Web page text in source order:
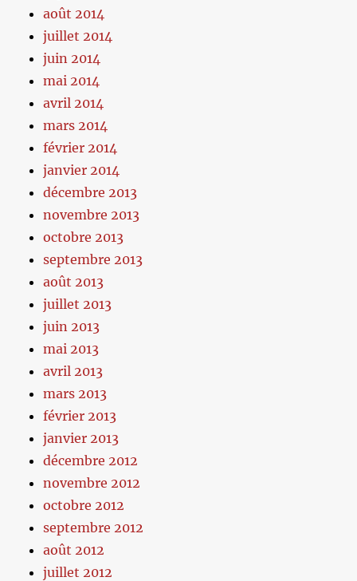
août 2014
juillet 2014
juin 2014
mai 2014
avril 2014
mars 2014
février 2014
janvier 2014
décembre 2013
novembre 2013
octobre 2013
septembre 2013
août 2013
juillet 2013
juin 2013
mai 2013
avril 2013
mars 2013
février 2013
janvier 2013
décembre 2012
novembre 2012
octobre 2012
septembre 2012
août 2012
juillet 2012